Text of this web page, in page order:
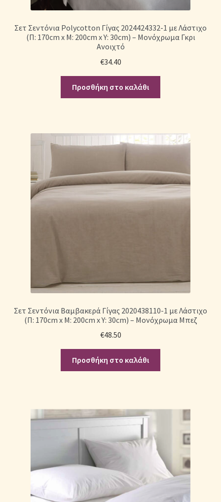
Σετ Σεντόνια Polycotton Γίγας 2024424332-1 με Λάστιχο
(Π: 170cm x Μ: 200cm x Υ: 30cm) – Μονόχρωμα Γκρι
Ανοιχτό
€34.40
Προσθήκη στο καλάθι
Σετ Σεντόνια Βαμβακερά Γίγας 2020438110-1 με Λάστιχο
(Π: 170cm x Μ: 200cm x Υ: 30cm) – Μονόχρωμα Μπεζ
€48.50
Προσθήκη στο καλάθι